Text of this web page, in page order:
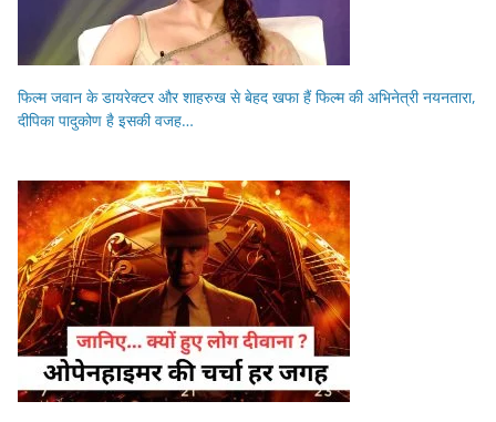
फिल्म जवान के डायरेक्टर और शाहरुख से बेहद खफा हैं फिल्म की अभिनेत्री नयनतारा,
दीपिका पादुकोण है इसकी वजह…